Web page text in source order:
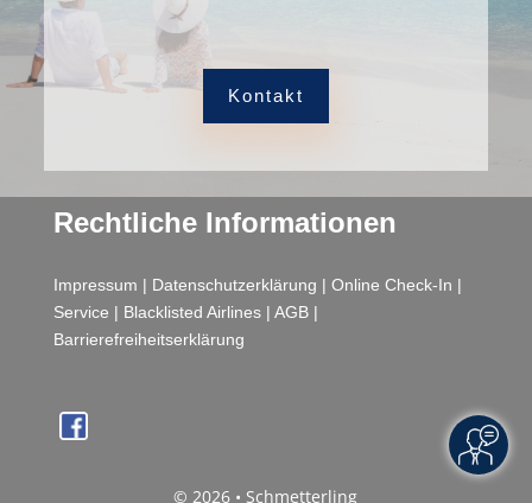
Kontakt
Rechtliche Informationen
Impressum | Datenschutzerklärung | Online Check-In |
Service | Blacklisted Airlines| AGB|
Barrierefreiheitserklärung
© 2026 • Schmetterling